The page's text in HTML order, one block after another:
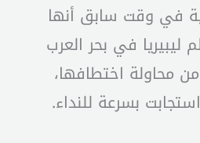
في وقت سابق أنها
في بحر العرب
محاولة اختطافها،
بسرعة للنداء.